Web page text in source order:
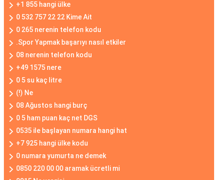
+1 855 hangi ülke
0 532 757 22 22 Kime Ait
0 265 nerenin telefon kodu
.Spor Yapmak başarıyı nasıl etkiler
08 nerenin telefon kodu
+49 1575 nere
0 5 su kaç litre
(!) Ne
08 Ağustos hangi burç
0 5 ham puan kaç net DGS
0535 ile başlayan numara hangi hat
+7 925 hangi ülke kodu
0 numara yumurta ne demek
0850 220 00 00 aramak ücretli mi